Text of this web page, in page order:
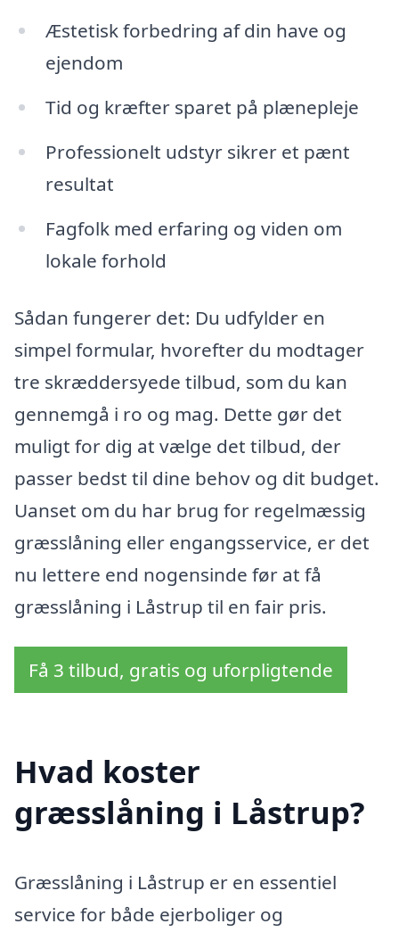
Æstetisk forbedring af din have og
ejendom
Tid og kræfter sparet på plænepleje
Professionelt udstyr sikrer et pænt
resultat
Fagfolk med erfaring og viden om
lokale forhold
Sådan fungerer det: Du udfylder en
simpel formular, hvorefter du modtager
tre skræddersyede tilbud, som du kan
gennemgå i ro og mag. Dette gør det
muligt for dig at vælge det tilbud, der
passer bedst til dine behov og dit budget.
Uanset om du har brug for regelmæssig
græsslåning eller engangsservice, er det
nu lettere end nogensinde før at få
græsslåning i Låstrup til en fair pris.
Få 3 tilbud, gratis og uforpligtende
Hvad koster
græsslåning i Låstrup?
Græsslåning i Låstrup er en essentiel
service for både ejerboliger og